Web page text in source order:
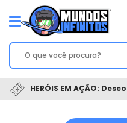
HERÓIS EM AÇÃO: